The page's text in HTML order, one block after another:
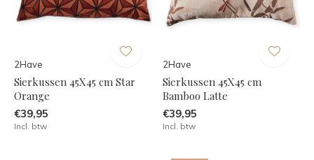
2Have
Sierkussen 45X45 cm Star
Orange
€39,95
Incl. btw
2Have
Sierkussen 45X45 cm
Bamboo Latte
€39,95
Incl. btw